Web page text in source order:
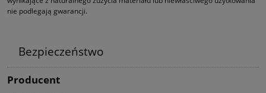
nie podlegają gwarancji.
Bezpieczeństwo
Producent